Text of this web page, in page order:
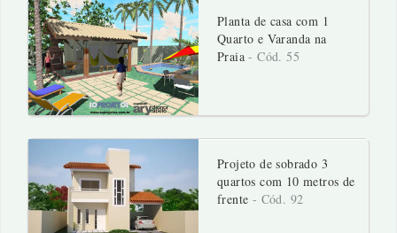
Planta de casa com 1
Quarto e Varanda na
Praia- Cód. 55
Projeto de sobrado 3
quartos com 10 metros de
frente - Cód. 92